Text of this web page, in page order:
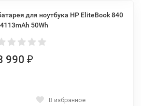
для ноутбука HP EliteBook 840
50Wh
990 ₽
В избранное